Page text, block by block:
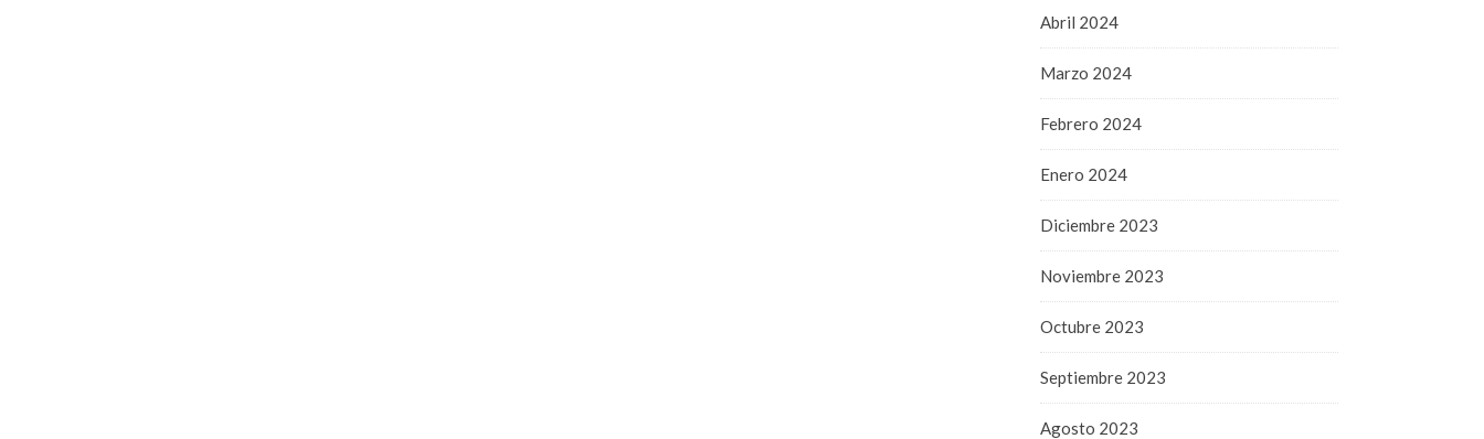
Abril 2024
Marzo 2024
Febrero 2024
Enero 2024
Diciembre 2023
Noviembre 2023
Octubre 2023
Septiembre 2023
Agosto 2023